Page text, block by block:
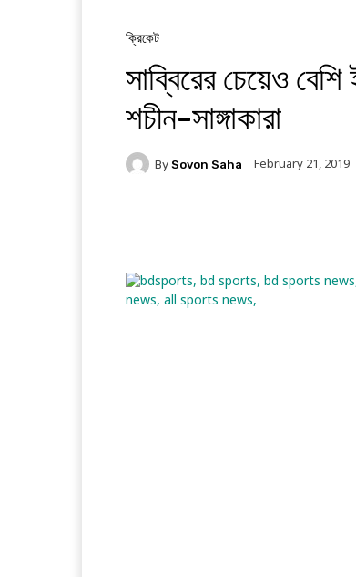
ক্রিকেট
সাব্বিরের চেয়েও
শচীন-সাঙ্গাকারা
By Sovon Saha February 21, 2019